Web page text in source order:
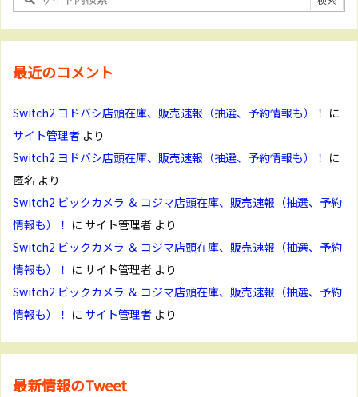
最近のコメント
Switch2 ヨドバシ店頭在庫、販売速報（抽選、予約情報も）！ に
サイト管理者 より
Switch2 ヨドバシ店頭在庫、販売速報（抽選、予約情報も）！ に
匿名 より
Switch2 ビックカメラ ＆ コジマ店頭在庫、販売速報（抽選、予約
情報も）！ に サイト管理者 より
Switch2 ビックカメラ ＆ コジマ店頭在庫、販売速報（抽選、予約
情報も）！ に サイト管理者 より
Switch2 ビックカメラ ＆ コジマ店頭在庫、販売速報（抽選、予約
情報も）！ に サイト管理者 より
最新情報のTweet